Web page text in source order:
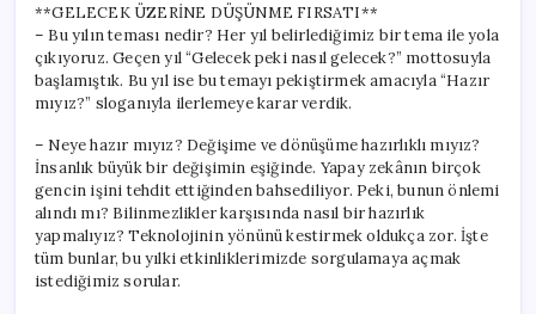
**GELECEK ÜZERİNE DÜŞÜNME FIRSATI**
– Bu yılın teması nedir? Her yıl belirlediğimiz bir tema ile yola
çıkıyoruz. Geçen yıl “Gelecek peki nasıl gelecek?” mottosuyla
başlamıştık. Bu yıl ise bu temayı pekiştirmek amacıyla “Hazır
mıyız?” sloganıyla ilerlemeye karar verdik.
– Neye hazır mıyız? Değişime ve dönüşüme hazırlıklı mıyız?
İnsanlık büyük bir değişimin eşiğinde. Yapay zekânın birçok
gencin işini tehdit ettiğinden bahsediliyor. Peki, bunun önlemi
alındı mı? Bilinmezlikler karşısında nasıl bir hazırlık
yapmalıyız? Teknolojinin yönünü kestirmek oldukça zor. İşte
tüm bunlar, bu yılki etkinliklerimizde sorgulamaya açmak
istediğimiz sorular.